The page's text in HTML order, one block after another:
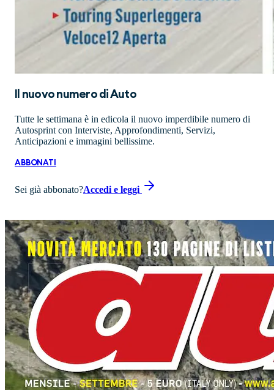
Il nuovo numero diAuto
Tutte le settimana è in edicola il nuovo imperdibile numero di
Autosprint con Interviste, Approfondimenti, Servizi,
Anticipazioni e immagini bellissime.
ABBONATI
Sei già abbonato?Accedi e leggi